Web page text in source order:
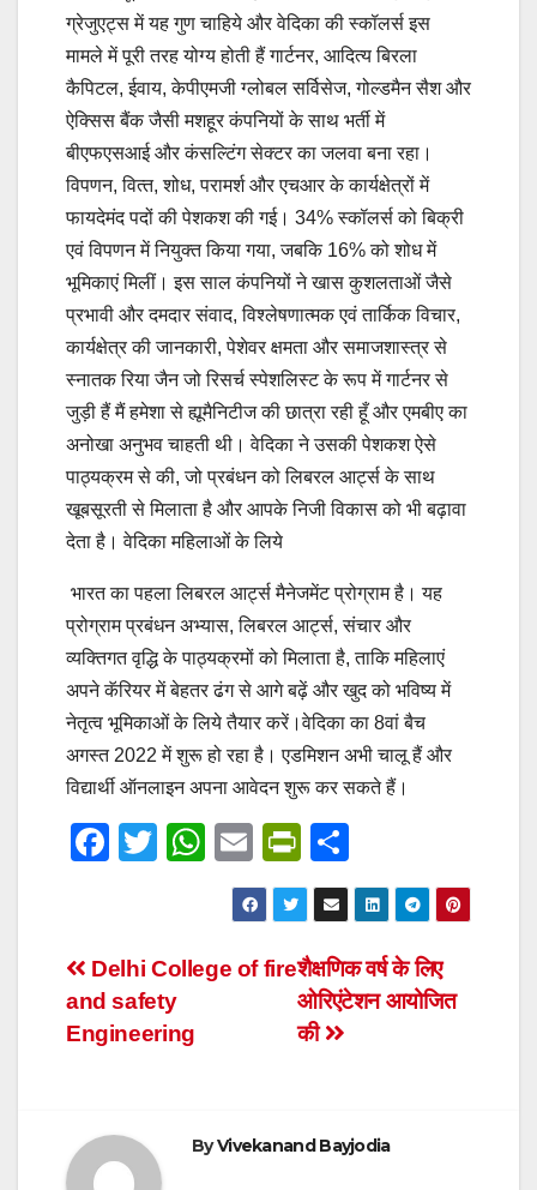
ग्रेजुएट्स में यह गुण चाहिये और वेदिका की स्‍कॉलर्स इस
मामले में पूरी तरह योग्‍य होती हैं गार्टनर, आदित्‍य बिरला
कैपिटल, ईवाय, केपीएमजी ग्‍लोबल सर्विसेज, गोल्‍डमैन सैश और
ऐक्सिस बैंक जैसी मशहूर कंपनियों के साथ भर्ती में
बीएफएसआई और कंसल्टिंग सेक्‍टर का जलवा बना रहा।
विपणन, वित्‍त, शोध, परामर्श और एचआर के कार्यक्षेत्रों में
फायदेमंद पदों की पेशकश की गई। 34% स्‍कॉलर्स को बिक्री
एवं विपणन में नियुक्‍त किया गया, जबकि 16% को शोध में
भूमिकाएं मिलीं। इस साल कंपनियों ने खास कुशलताओं जैसे
प्रभावी और दमदार संवाद, विश्‍लेषणात्‍मक एवं तार्किक विचार,
कार्यक्षेत्र की जानकारी, पेशेवर क्षमता और समाजशास्‍त्र से
स्‍नातक रिया जैन जो रिसर्च स्‍पेशलिस्‍ट के रूप में गार्टनर से
जुड़ी हैं मैं हमेशा से ह्यूमैनिटीज की छात्रा रही हूँ और एमबीए का
अनोखा अनुभव चाहती थी। वेदिका ने उसकी पेशकश ऐसे
पाठ्यक्रम से की, जो प्रबंधन को लिबरल आर्ट्स के साथ
खूबसूरती से मिलाता है और आपके निजी विकास को भी बढ़ावा
देता है। वेदिका महिलाओं के लिये
भारत का पहला लिबरल आर्ट्स मैनेजमेंट प्रोग्राम है। यह
प्रोग्राम प्रबंधन अभ्‍यास, लिबरल आर्ट्स, संचार और
व्‍यक्तिगत वृद्धि के पाठ्यक्रमों को मिलाता है, ताकि महिलाएं
अपने कॅरियर में बेहतर ढंग से आगे बढ़ें और खुद को भविष्‍य में
नेतृत्‍व भूमिकाओं के लिये तैयार करें।वेदिका का 8वां बैच
अगस्‍त 2022 में शुरू हो रहा है। एडमिशन अभी चालू हैं और
विद्यार्थी ऑनलाइन अपना आवेदन शुरू कर सकते हैं।
F
e
b
o
T
er
W
at
s
A
E
m
ail
Pr
in
tF
ri
e
n
h
ar
e
Post
navigation
शैक्षणिक वर्ष के लिए
ओरिएंटेशन आयोजित
की
Delhi College of fire
and safety
Engineering
ByVivekanand Bayjodia